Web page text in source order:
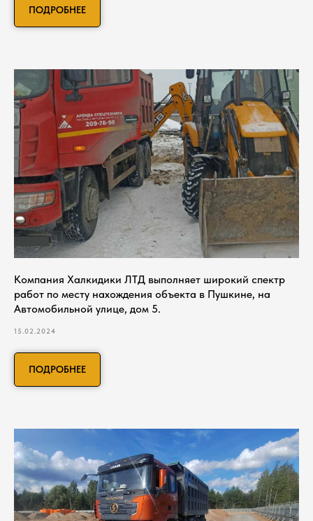
ПОДРОБНЕЕ
Компания Халкидики ЛТД выполняет широкий спектр
работ по месту нахождения объекта в Пушкине, на
Автомобильной улице, дом 5.
15.02.2024
ПОДРОБНЕЕ